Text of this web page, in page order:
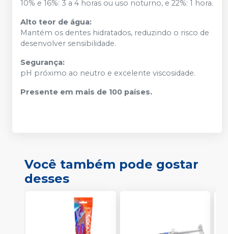
10% e 16%: 3 a 4 horas ou uso noturno, e 22%: 1 hora.
Alto teor de água:
Mantém os dentes hidratados, reduzindo o risco de
desenvolver sensibilidade.
Segurança:
pH próximo ao neutro e excelente viscosidade.
Presente em mais de 100 países.
Você também pode gostar
desses